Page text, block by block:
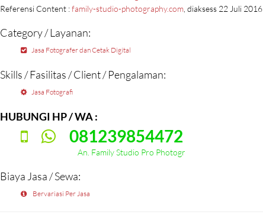
Referensi Content :family-studio-photography.com , diaksess 22 Juli 2016
Category / Layanan:
Jasa Fotografer dan Cetak Digital
Skills / Fasilitas / Client / Pengalaman:
Jasa Fotografi
HUBUNGI HP / WA :
081239854472
An. Family Studio Pro Photogr
Biaya Jasa / Sewa:
Bervariasi Per Jasa